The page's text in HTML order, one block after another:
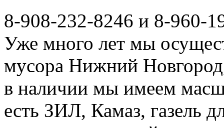
8-908-232-8246 и 8-960-
Уже много лет мы
мусора Нижний
в наличии мы имеем
есть ЗИЛ, Камаз, газель